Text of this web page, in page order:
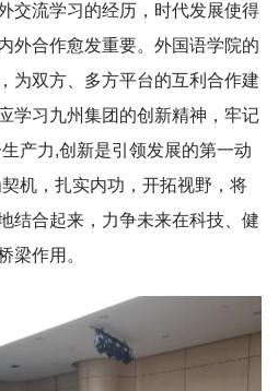
交流学习的经历，时代发展使得
外合作愈发重要。外国语学院的
为双方、多方平台的互利合作建
学习九州集团的创新精神，牢记
产力,创新是引领发展的第一动
机，扎实内功，开拓视野，将
结合起来，力争未来在科技、健
梁作用。